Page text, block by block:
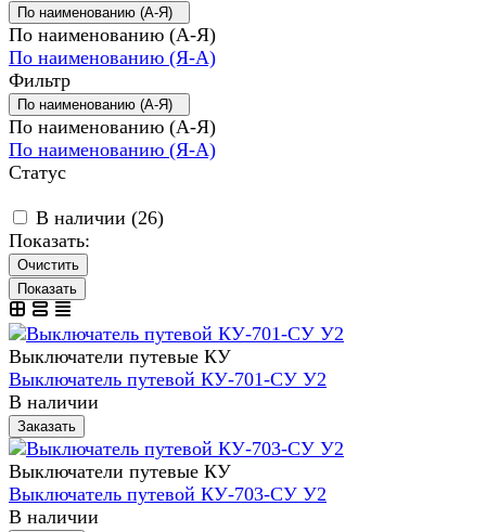
По наименованию (А-Я)
По наименованию (А-Я)
По наименованию (Я-А)
Фильтр
По наименованию (А-Я)
По наименованию (А-Я)
По наименованию (Я-А)
Статус
В наличии (26)
Показать:
Очистить
Выключатели путевые КУ
Выключатель путевой КУ-701-СУ У2
В наличии
Заказать
Выключатели путевые КУ
Выключатель путевой КУ-703-СУ У2
В наличии